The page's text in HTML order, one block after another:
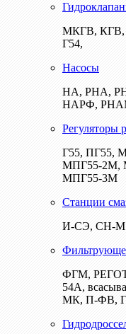
МКГВ, КГВ,
Г54,
Насосы
НА, РНА,
НАРФ,
Регуляторы
Г55, ПГ55,
МПГ55-2М,
МПГ55-3М
Станции
И-СЭ, СН-М
ФГМ,
54А,
МК, П-ФВ,